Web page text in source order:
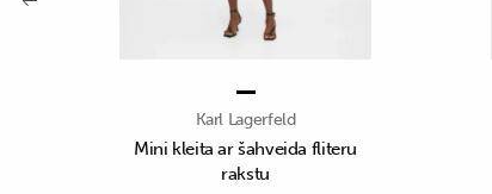
Karl Lagerfeld
Mini kleita ar šahveida fliteru
rakstu